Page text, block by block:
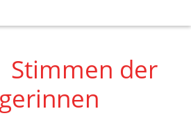
Stimmen der